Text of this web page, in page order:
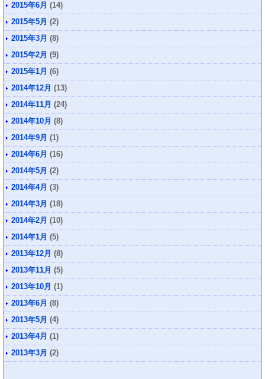
2015年6月 (14)
2015年5月 (2)
2015年3月 (8)
2015年2月 (9)
2015年1月 (6)
2014年12月 (13)
2014年11月 (24)
2014年10月 (8)
2014年9月 (1)
2014年6月 (16)
2014年5月 (2)
2014年4月 (3)
2014年3月 (18)
2014年2月 (10)
2014年1月 (5)
2013年12月 (8)
2013年11月 (5)
2013年10月 (1)
2013年6月 (8)
2013年5月 (4)
2013年4月 (1)
2013年3月 (2)